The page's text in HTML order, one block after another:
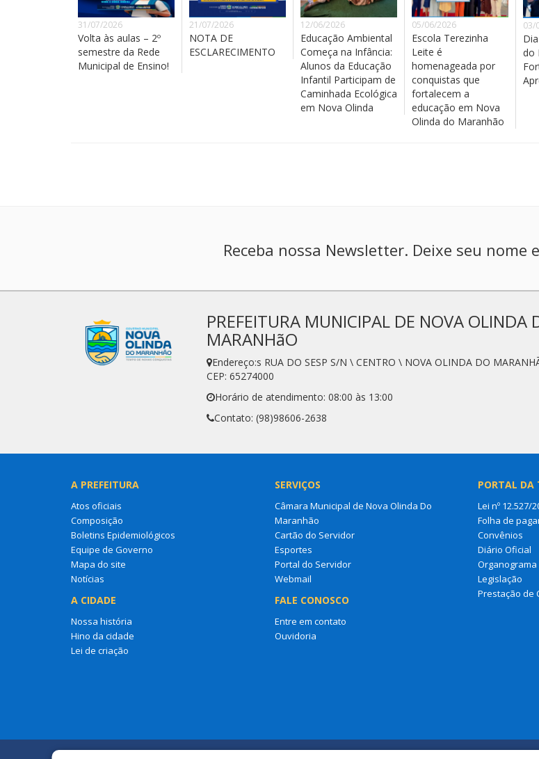
31/07/2026
Volta às aulas – 2º
semestre da Rede
Municipal de Ensino!
21/07/2026
NOTA DE
ESCLARECIMENTO
12/06/2026
Educação Ambiental
Começa na Infância:
Alunos da Educação
Infantil Participam de
Caminhada Ecológica
em Nova Olinda
05/06/2026
Escola Terezinha
Leite é
homenageada por
conquistas que
fortalecem a
educação em Nova
Olinda do Maranhão
03/
do
Receba nossa Newsletter. Deixe seu nome
PREFEITURA MUNICIPAL DE NOVA OLINDA
MARANHãO
Endereço:s RUA DO SESP S/N \ CENTRO \ NOVA OLINDA DO
CEP: 65274000
Horário de atendimento: 08:00 às 13:00
Contato: (98)98606-2638
A PREFEITURA
Atos oficiais
Composição
Boletins Epidemiológicos
Equipe de Governo
Mapa do site
Notícias
A CIDADE
Nossa história
Hino da cidade
Lei de criação
SERVIÇOS
Câmara Municipal de Nova Olinda Do
Maranhão
Cartão do Servidor
Esportes
Portal do Servidor
Webmail
FALE CONOSCO
Entre em contato
Ouvidoria
PORTAL DA
Lei nº 12.527/
Folha de
Convênios
Diário Oficial
Organograma
Legislação
Prestação de